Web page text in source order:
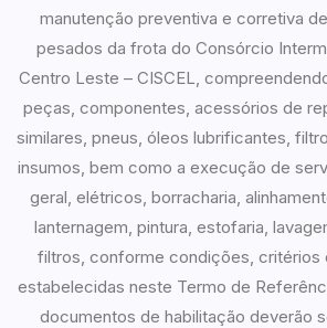
manutenção preventiva e corretiva
pesados da frota do Consórcio
Centro Leste – CISCEL,
peças, componentes, acessórios de
similares, pneus, óleos lubrificantes,
insumos, bem como a execução de
geral, elétricos, borracharia,
lanternagem, pintura, estofaria,
filtros, conforme condições,
estabelecidas neste Termo de
documentos de habilitação deverão